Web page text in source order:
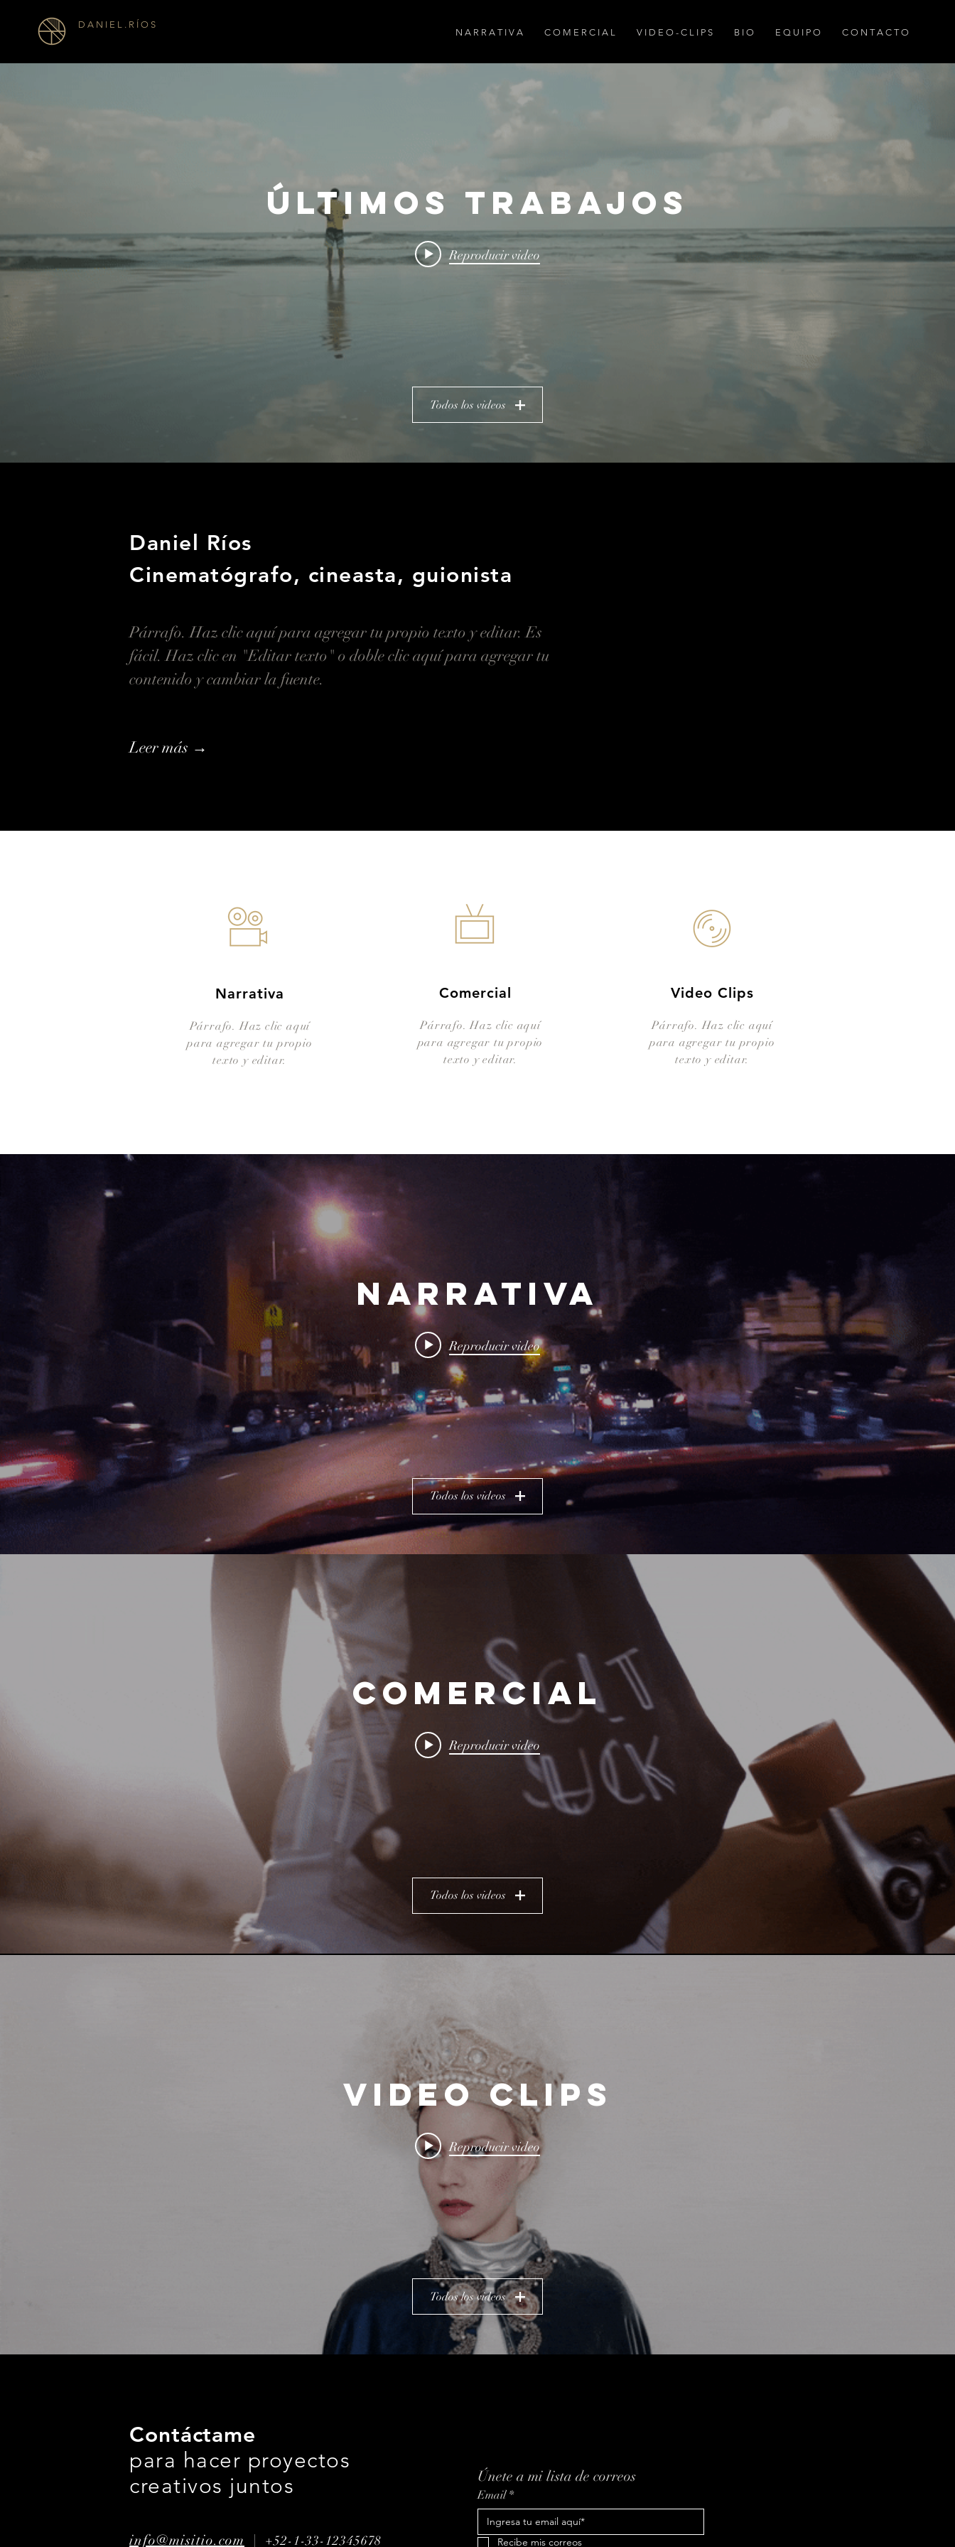
D A N I E L . R Í O S
N A R R A T I V A C O M E R C I A L V I D E O - C L I P S B I O E Q U I P O C O N T A C T O
ÚLTIMOS TRABAJOS
Reproducir video
Todos los videos
Daniel Ríos
Cinematógrafo, cineasta, guionista
Párrafo. Haz clic aquí para agregar tu propio texto y editar. Es
fácil. Haz clic en "Editar texto" o doble clic aquí para agregar tu
contenido y cambiar la fuente.
Leer más →
Narrativa
Párrafo. Haz clic aquí
para agregar tu propio
texto y editar.
Comercial
Párrafo. Haz clic aquí
para agregar tu propio
texto y editar.
Video Clips
Párrafo. Haz clic aquí
para agregar tu propio
texto y editar.
NARRATIVA
Reproducir video
Todos los videos
COMERCIAL
Reproducir video
Todos los videos
VIDEO CLIPS
Reproducir video
Todos los videos
Contáctame
para hacer proyectos
creativos juntos
info@misitio.com +52-1-33-12345678
Únete a mi lista de correos
Email *
Recibe mis correos